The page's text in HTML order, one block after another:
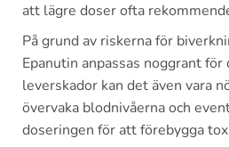
att lägre doser ofta
På grund av riskerna för
Epanutin anpassas noggrant
leverskador kan det även vara
övervaka blodnivåerna och
doseringen för att förebygga